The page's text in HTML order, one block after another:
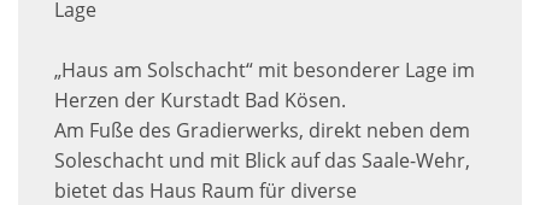
Lage
„Haus am Solschacht“ mit besonderer Lage im
Herzen der Kurstadt Bad Kösen.
Am Fuße des Gradierwerks, direkt neben dem
Soleschacht und mit Blick auf das Saale-Wehr,
bietet das Haus Raum für diverse